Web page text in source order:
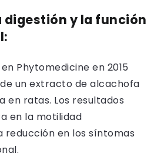
digestión y la función
Phytomedicine en 2015
un extracto de alcachofa
en ratas. Los resultados
en la motilidad
reducción en los síntomas